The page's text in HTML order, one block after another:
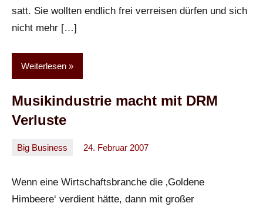
satt. Sie wollten endlich frei verreisen dürfen und sich
nicht mehr […]
Weiterlesen
Musikindustrie macht mit DRM
Verluste
Big Business 24. Februar 2007
Oliver
Keine
Wenn eine Wirtschaftsbranche die ‚Goldene
Himbeere‘ verdient hätte, dann mit großer